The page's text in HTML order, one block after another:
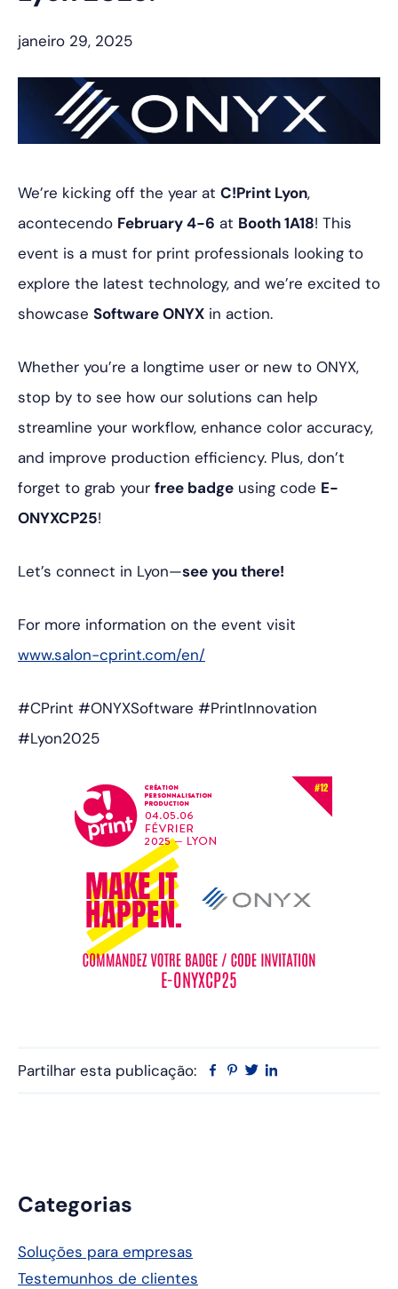
janeiro 29, 2025
We’re kicking off the year at C!Print Lyon,
acontecendo February 4-6 at Booth 1A18! This
event is a must for print professionals looking to
explore the latest technology, and we’re excited to
showcase Software ONYX in action.
Whether you’re a longtime user or new to ONYX,
stop by to see how our solutions can help
streamline your workflow, enhance color accuracy,
and improve production efficiency. Plus, don’t
forget to grab your free badge using code E-
ONYXCP25!
Let’s connect in Lyon—see you there!
For more information on the event visit
www.salon-cprint.com/en/
#CPrint #ONYXSoftware #PrintInnovation
#Lyon2025
Partilhar esta publicação: Facebook
Pinterest
Twitter
Barra
lateral
principal
Categorias
Soluções para empresas
Testemunhos de clientes